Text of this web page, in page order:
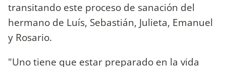
transitando este proceso de sanación del
hermano de Luís, Sebastián, Julieta, Emanuel
y Rosario.
"Uno tiene que estar preparado en la vida